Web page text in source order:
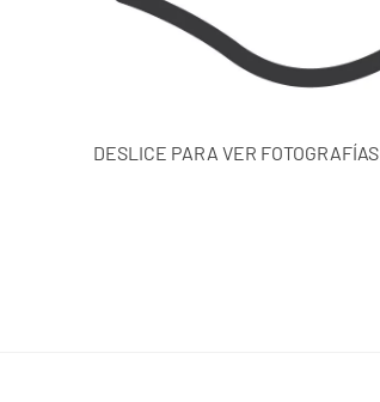
DESLICE PARA VER FOTOGRAFÍAS